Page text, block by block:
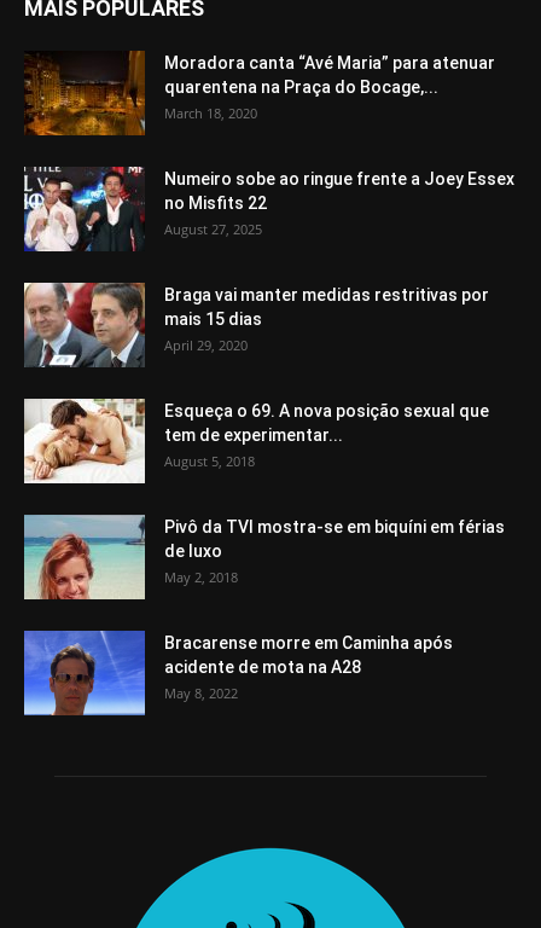
MAIS POPULARES
Moradora canta “Avé Maria” para atenuar
quarentena na Praça do Bocage,...
March 18, 2020
Numeiro sobe ao ringue frente a Joey Essex
no Misfits 22
August 27, 2025
Braga vai manter medidas restritivas por
mais 15 dias
April 29, 2020
Esqueça o 69. A nova posição sexual que
tem de experimentar...
August 5, 2018
Pivô da TVI mostra-se em biquíni em férias
de luxo
May 2, 2018
Bracarense morre em Caminha após
acidente de mota na A28
May 8, 2022